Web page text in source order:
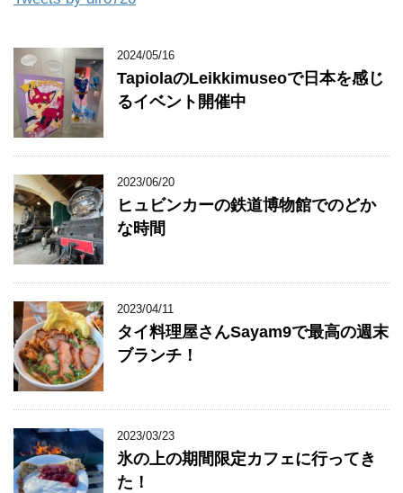
2024/05/16
TapiolaのLeikkimuseoで日本を感じ
るイベント開催中
2023/06/20
ヒュビンカーの鉄道博物館でのどか
な時間
2023/04/11
タイ料理屋さんSayam9で最高の週末
ブランチ！
2023/03/23
氷の上の期間限定カフェに行ってき
た！